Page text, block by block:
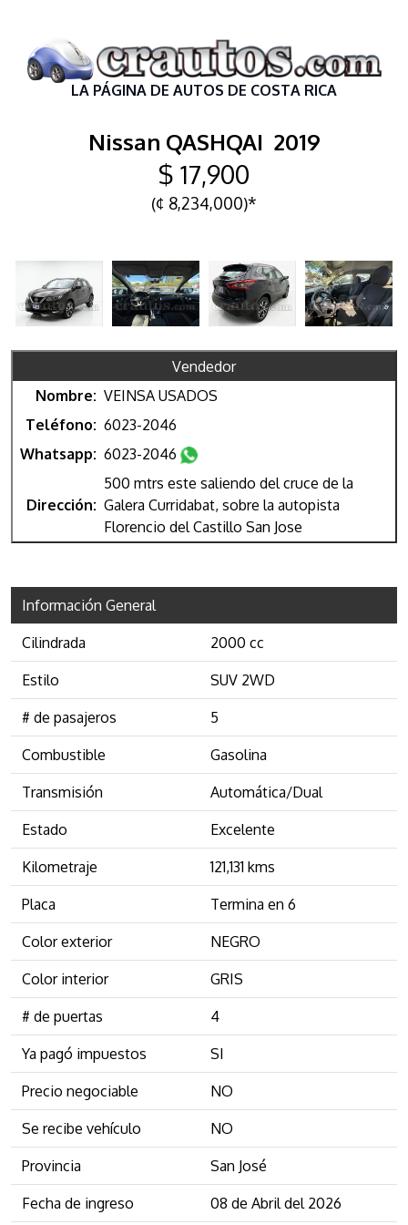
LA PÁGINA DE AUTOS DE COSTA RICA
Nissan QASHQAI 2019
$ 17,900
(¢ 8,234,000)*
Vendedor
Nombre: VEINSA USADOS
Teléfono: 6023-2046
Whatsapp: 6023-2046
Dirección:
500 mtrs este saliendo del cruce de la
Galera Curridabat, sobre la autopista
Florencio del Castillo San Jose
Información General
Cilindrada 2000 cc
Estilo SUV 2WD
# de pasajeros 5
Combustible Gasolina
Transmisión Automática/Dual
Estado Excelente
Kilometraje 121,131 kms
Placa Termina en 6
Color exterior NEGRO
Color interior GRIS
# de puertas 4
Ya pagó impuestos SI
Precio negociable NO
Se recibe vehículo NO
Provincia San José
Fecha de ingreso 08 de Abril del 2026